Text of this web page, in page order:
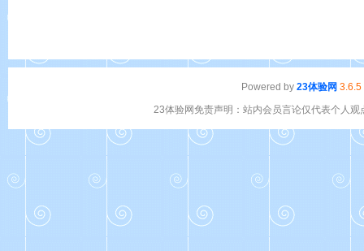
Powered by 23体验网 3.6.5
23体验网免责声明：站内会员言论仅代表个人